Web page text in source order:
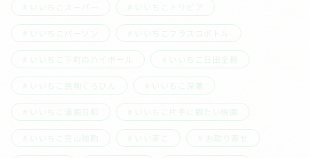
いいちこスーパー いいちこトリビア
いいちこパーソン いいちこフラスコボトル
いいちこ下町のハイボール いいちこ日田全麹
いいちこ民陶くろびん いいちこ深薫
いいちこ漫画日和 いいちこ片手に観たい映画
いいちこ空山独酌 いい茶こ お取り寄せ